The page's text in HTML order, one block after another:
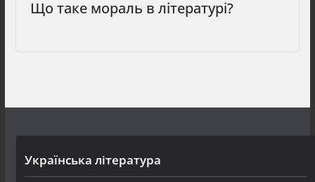
Що таке мораль в літературі?
Українська література